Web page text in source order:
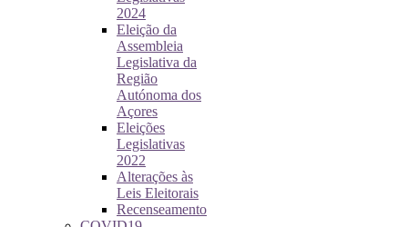
2024
Eleição da
Assembleia
Legislativa da
Região
Autónoma dos
Açores
Eleições
Legislativas
2022
Alterações às
Leis Eleitorais
Recenseamento